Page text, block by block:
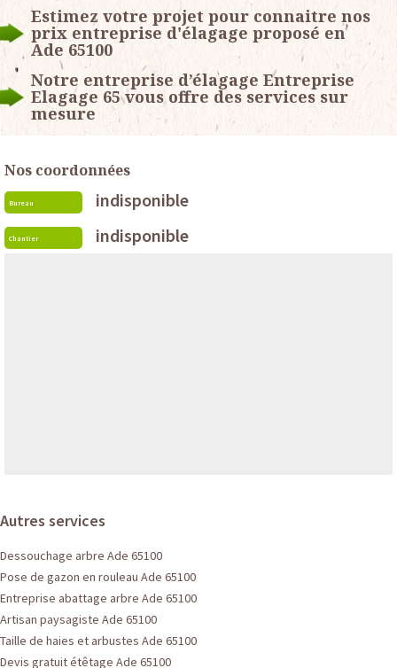
Estimez votre projet pour connaitre nos
prix entreprise d'élagage proposé en
Ade 65100
Notre entreprise d’élagage Entreprise
Elagage 65 vous offre des services sur
mesure
Nos coordonnées
Bureau indisponible
Chantier indisponible
Autres services
Dessouchage arbre Ade 65100
Pose de gazon en rouleau Ade 65100
Entreprise abattage arbre Ade 65100
Artisan paysagiste Ade 65100
Taille de haies et arbustes Ade 65100
Devis gratuit étêtage Ade 65100